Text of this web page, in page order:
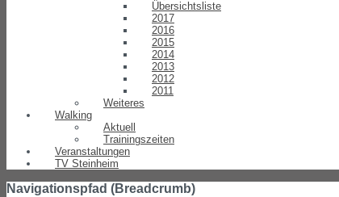
Übersichtsliste
2017
2016
2015
2014
2013
2012
2011
Weiteres
Walking
Aktuell
Trainingszeiten
Veranstaltungen
TV Steinheim
Navigationspfad (Breadcrumb)